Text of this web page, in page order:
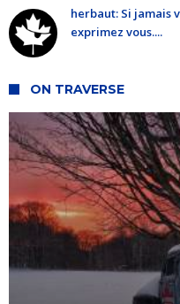
herbaut: Si jamais
exprimez vous....
ON TRAVERSE